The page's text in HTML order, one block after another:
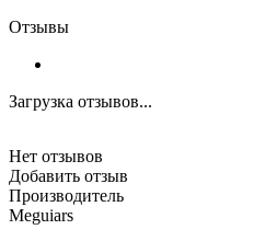
Отзывы
Загрузка отзывов...
Нет отзывов
Добавить отзыв
Производитель
Meguiars